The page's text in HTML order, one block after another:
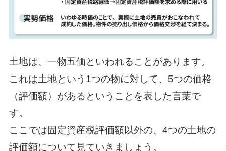
土地は、一物五価といわれることがあります。
これは土地という1つの物に対して、5つの価格
（評価額）があるということを表した言葉で
す。
ここでは固定資産税評価額以外の、4つの土地の
評価額について見ていきましょう。